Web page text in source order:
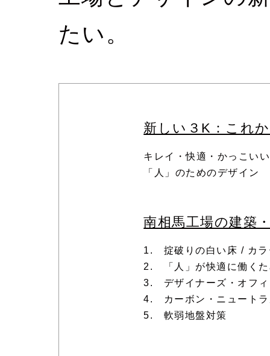
たい。
新しい３K：これ
キレイ・快適・かっこいい
「人」のためのデザイン
南相馬工場の建築
1. 掟破りの白い床 / カラ
2. 「人」が快適に働くた
3. デザイナーズ・オフ
4. カーボン・ニュート
5. 軟弱地盤対策